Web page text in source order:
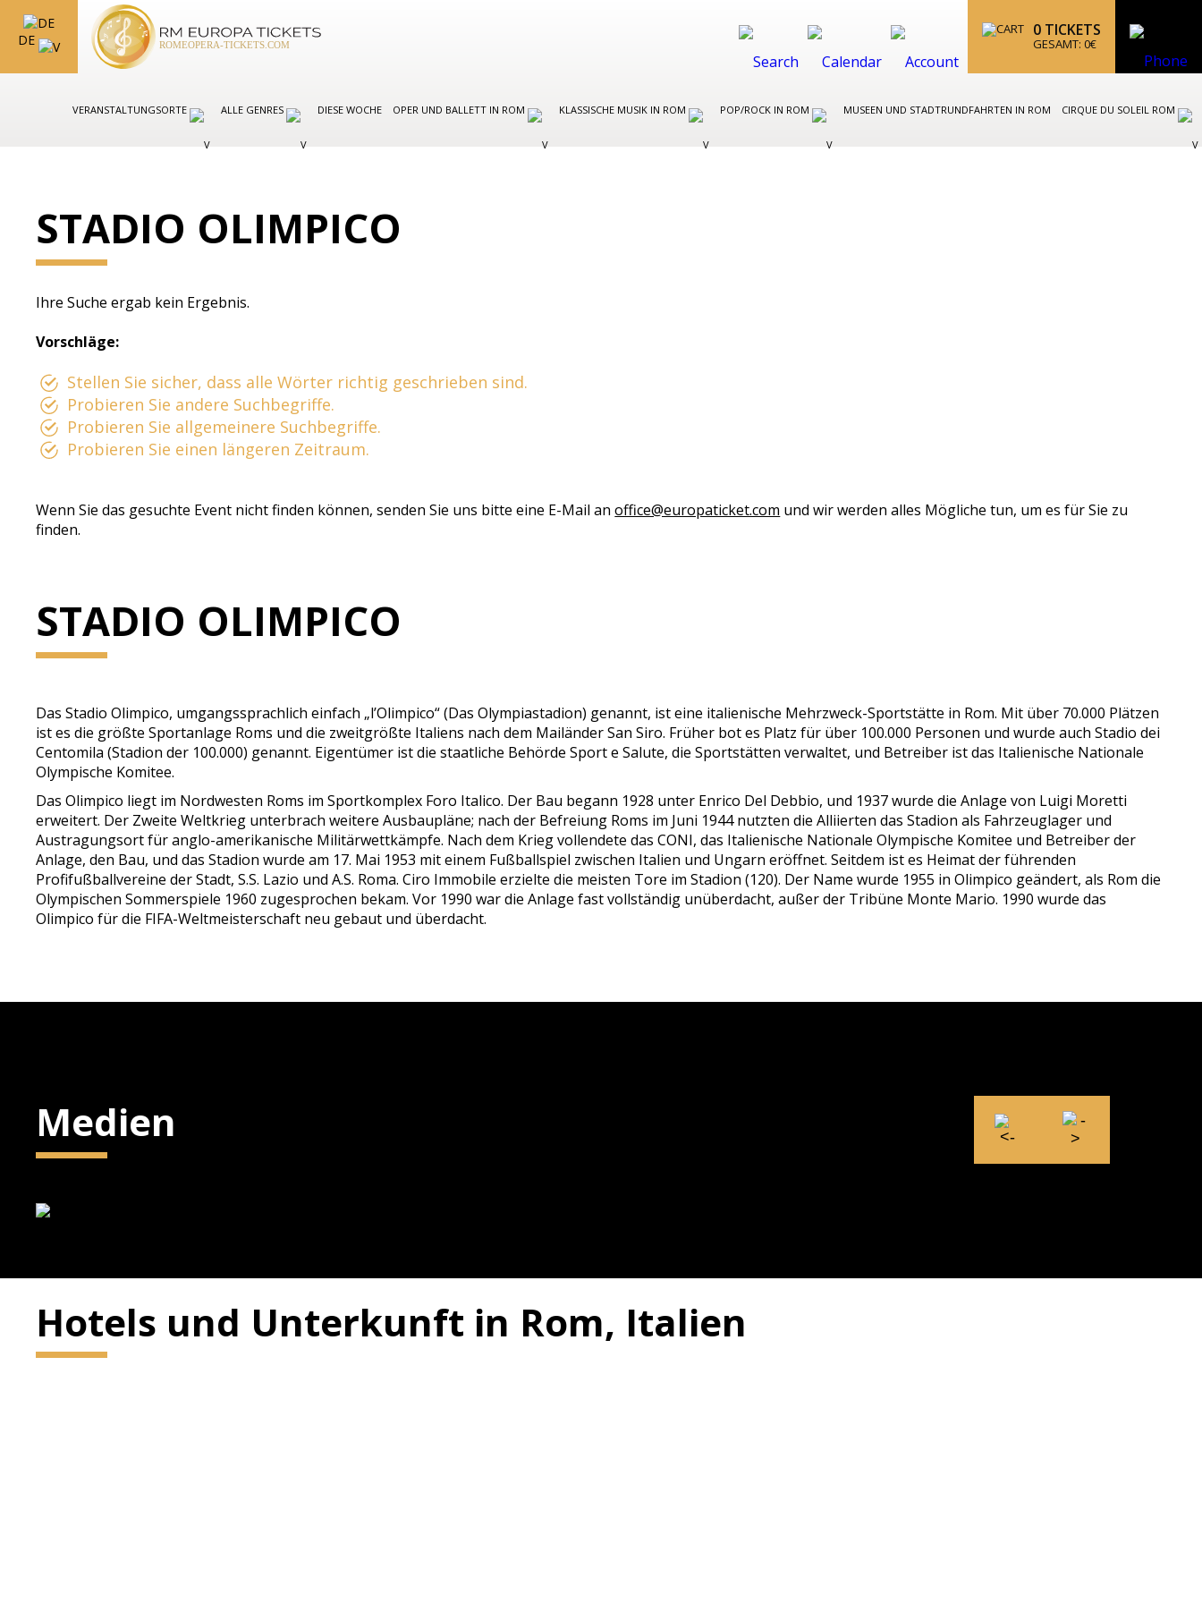
DE
0 TICKETS
GESAMT: 0€
VERANSTALTUNGSORTE ALLE GENRES DIESE WOCHE OPER UND BALLETT IN ROM KLASSISCHE MUSIK IN ROM POP/ROCK IN ROM MUSEEN UND STADTRUNDFAHRTEN IN ROM CIRQUE DU SOLEIL ROM
STADIO OLIMPICO
Ihre Suche ergab kein Ergebnis.
Vorschläge:
Stellen Sie sicher, dass alle Wörter richtig geschrieben sind.
Probieren Sie andere Suchbegriffe.
Probieren Sie allgemeinere Suchbegriffe.
Probieren Sie einen längeren Zeitraum.
Wenn Sie das gesuchte Event nicht finden können, senden Sie uns bitte eine E-Mail anoffice@europaticket.com und wir werden alles Mögliche tun, um es für Sie zu
finden.
STADIO OLIMPICO
Das Stadio Olimpico, umgangssprachlich einfach „l’Olimpico“ (Das Olympiastadion) genannt, ist eine italienische Mehrzweck-Sportstätte in Rom. Mit über 70.000 Plätzen
ist es die größte Sportanlage Roms und die zweitgrößte Italiens nach dem Mailänder San Siro. Früher bot es Platz für über 100.000 Personen und wurde auch Stadio dei
Centomila (Stadion der 100.000) genannt. Eigentümer ist die staatliche Behörde Sport e Salute, die Sportstätten verwaltet, und Betreiber ist das Italienische Nationale
Olympische Komitee.
Das Olimpico liegt im Nordwesten Roms im Sportkomplex Foro Italico. Der Bau begann 1928 unter Enrico Del Debbio, und 1937 wurde die Anlage von Luigi Moretti
erweitert. Der Zweite Weltkrieg unterbrach weitere Ausbaupläne; nach der Befreiung Roms im Juni 1944 nutzten die Alliierten das Stadion als Fahrzeuglager und
Austragungsort für anglo-amerikanische Militärwettkämpfe. Nach dem Krieg vollendete das CONI, das Italienische Nationale Olympische Komitee und Betreiber der
Anlage, den Bau, und das Stadion wurde am 17. Mai 1953 mit einem Fußballspiel zwischen Italien und Ungarn eröffnet. Seitdem ist es Heimat der führenden
Profifußballvereine der Stadt, S.S. Lazio und A.S. Roma. Ciro Immobile erzielte die meisten Tore im Stadion (120). Der Name wurde 1955 in Olimpico geändert, als Rom die
Olympischen Sommerspiele 1960 zugesprochen bekam. Vor 1990 war die Anlage fast vollständig unüberdacht, außer der Tribüne Monte Mario. 1990 wurde das
Olimpico für die FIFA-Weltmeisterschaft neu gebaut und überdacht.
Medien
Hotels und Unterkunft in Rom, Italien